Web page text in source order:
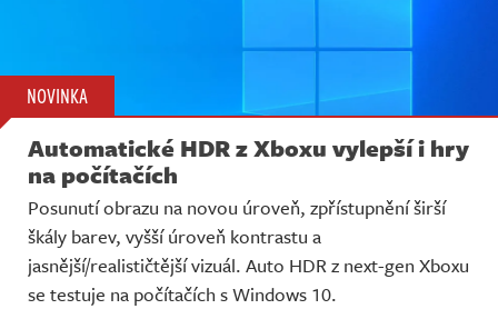
NOVINKA
Automatické HDR z Xboxu vylepší i hry
na počítačích
Posunutí obrazu na novou úroveň, zpřístupnění širší
škály barev, vyšší úroveň kontrastu a
jasnější/realističtější vizuál. Auto HDR z next-gen Xboxu
se testuje na počítačích s Windows 10.